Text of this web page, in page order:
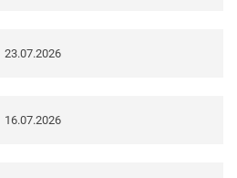
23.07.2026
16.07.2026